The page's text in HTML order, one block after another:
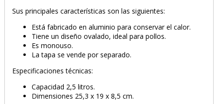
Sus principales características son las siguientes:
Está fabricado en aluminio para conservar el calor.
Tiene un diseño ovalado, ideal para pollos.
Es monouso.
La tapa se vende por separado.
Especificaciones técnicas:
Capacidad 2,5 litros.
Dimensiones 25,3 x 19 x 8,5 cm.